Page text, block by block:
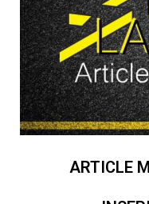
ARTICLE